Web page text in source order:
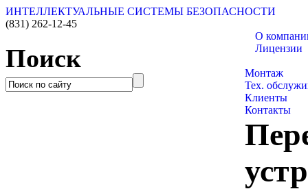
ИНТЕЛЛЕКТУАЛЬНЫЕ СИСТЕМЫ БЕЗОПАСНОСТИ
(831) 262-12-45
Поиск
О
Лицензии
Монтаж
Тех.
Клиенты
Контакты